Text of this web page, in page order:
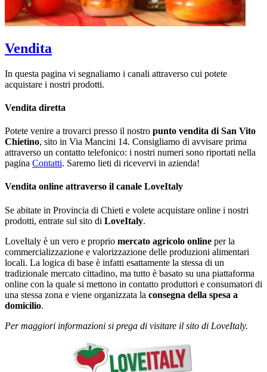
Vendita
In questa pagina vi segnaliamo i canali attraverso cui potete
acquistare i nostri prodotti.
Vendita diretta
Potete venire a trovarci presso il nostro punto vendita di San Vito
Chietino, sito in Via Mancini 14. Consigliamo di avvisare prima
attraverso un contatto telefonico: i nostri numeri sono riportati nella
pagina Contatti. Saremo lieti di ricevervi in azienda!
Vendita online attraverso il canale LoveItaly
Se abitate in Provincia di Chieti e volete acquistare online i nostri
prodotti, entrate sul sito di LoveItaly.
LoveItaly è un vero e proprio mercato agricolo online per la
commercializzazione e valorizzazione delle produzioni alimentari
locali. La logica di base è infatti esattamente la stessa di un
tradizionale mercato cittadino, ma tutto è basato su una piattaforma
online con la quale si mettono in contatto produttori e consumatori di
una stessa zona e viene organizzata la consegna della spesa a
domicilio.
Per maggiori informazioni si prega di visitare il sito di LoveItaly.